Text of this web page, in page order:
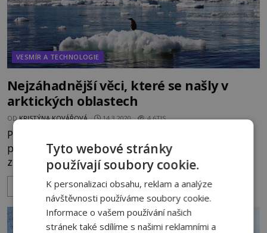
VESMÍR A TECHNOLOGIE
Nejzáhadnější věci, které se našly v
arktických oblastech
ODKRISTÝNA KOVÁŘOVÁ 14.3.2020 4.6TIS
Postupem času, jak se mění klima a ledovce
pomalu tají, nacházíme nové a nové věci. Některé
z nich jsou velmi záhadné a ani vědci netuší, k
čemu mohly dříve sloužit.
https://www.youtube.com/watch?v=2WMOp6y12lY
ZOBRAZIT VÍCE
Tyto webové stránky
používají soubory cookie.
K personalizaci obsahu, reklam a analýze
návštěvnosti používáme soubory cookie.
Informace o vašem používání našich
stránek také sdílíme s našimi reklamními a